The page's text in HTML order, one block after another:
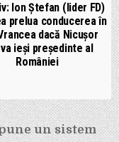
Ion Ștefan (lider FD)
prelua conducerea în
dacă Nicușor
va ieși președinte al
României
un sistem